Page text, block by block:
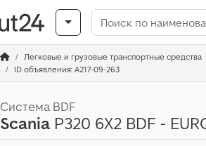
Легковые и грузовые транспортные средства
ID объявления: A217-09-263
Система BDF
Scania P320 6X2 BDF -